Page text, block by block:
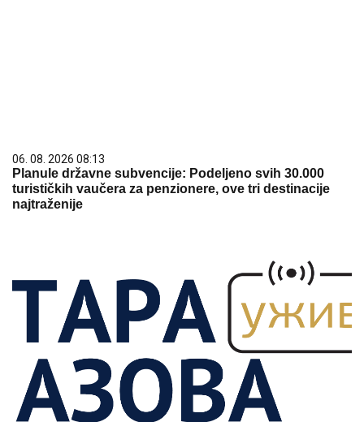
06. 08. 2026 08:13
Planule državne subvencije: Podeljeno svih 30.000
turističkih vaučera za penzionere, ove tri destinacije
najtraženije